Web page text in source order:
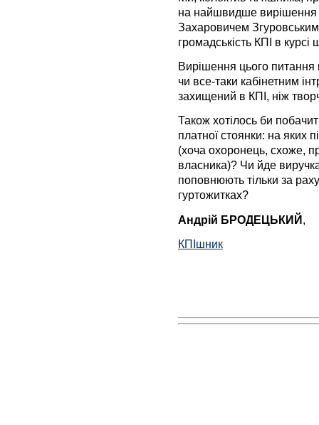
на найшвидше
Захаровичем
громадськість КПІ в
Вирішення цього
чи все-таки кабінетним
захищений в КПІ, ніж
Також хотілось би
платної стоянки: на яких
(хоча охоронець, схоже,
власника)? Чи йде
поповнюють тільки за
гуртожитках?
Андрій БРОДЕЦЬКИЙ
КПІшник